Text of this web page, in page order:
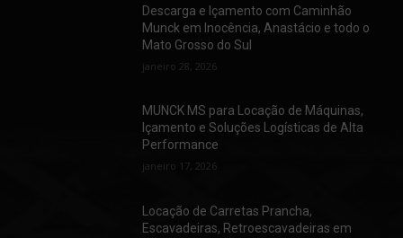
Descarga e Içamento com Caminhão
Munck em Inocência, Anastácio e todo o
Mato Grosso do Sul
janeiro 28, 2026
MUNCK MS para Locação de Máquinas,
Içamento e Soluções Logísticas de Alta
Performance
janeiro 17, 2026
Locação de Carretas Prancha,
Escavadeiras, Retroescavadeiras em